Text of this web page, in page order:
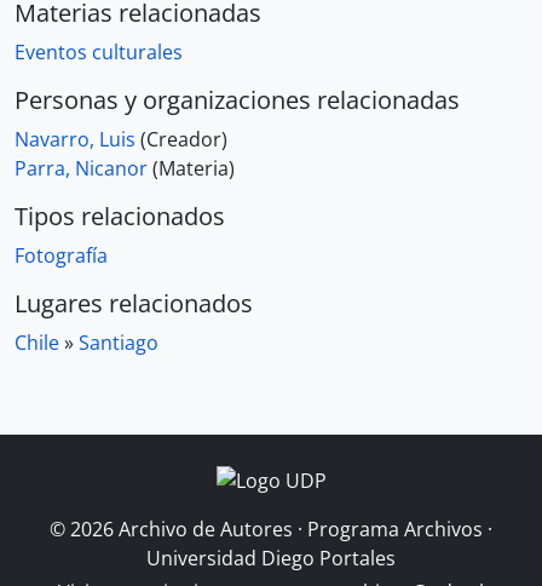
Materias relacionadas
Eventos culturales
Personas y organizaciones relacionadas
Navarro, Luis (Creador)
Parra, Nicanor(Materia)
Tipos relacionados
Fotografía
Lugares relacionados
Chile»Santiago
© 2026 Archivo de Autores · Programa Archivos ·
Universidad Diego Portales